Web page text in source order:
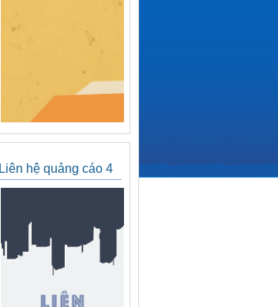
Liên hệ quảng cáo 4